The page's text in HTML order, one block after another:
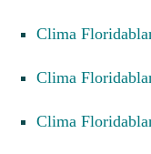
Clima
Clima
Clima